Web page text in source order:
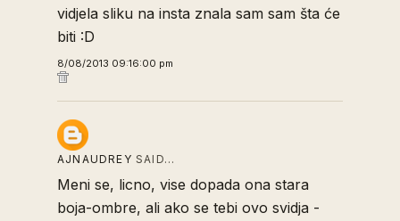
vidjela sliku na insta znala sam sam šta će
biti :D
8/08/2013 09:16:00 pm
AJNAUDREY SAID…
Meni se, licno, vise dopada ona stara
boja-ombre, ali ako se tebi ovo svidja -